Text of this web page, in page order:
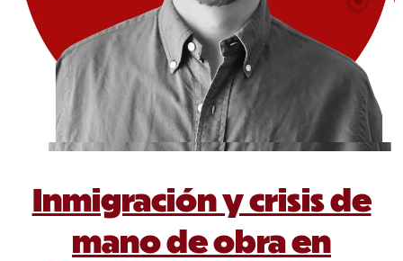
Inmigración y crisis de
mano de obra en